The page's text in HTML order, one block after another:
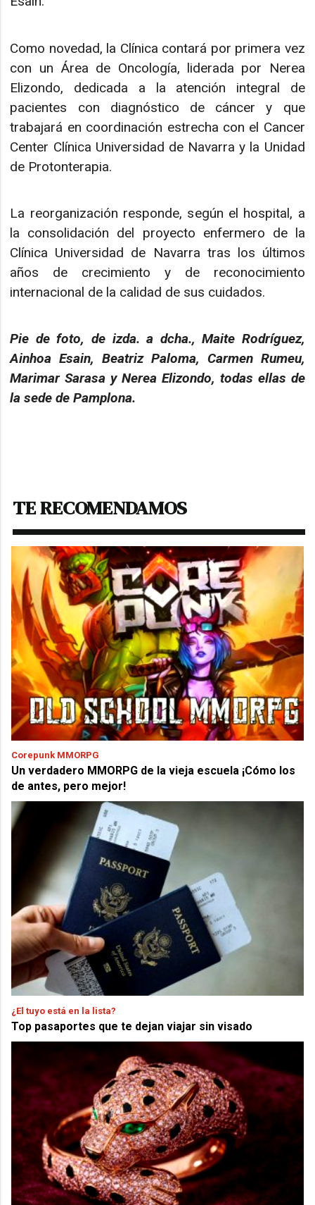
Como novedad, la Clínica contará por primera vez
con un Área de Oncología, liderada por Nerea
Elizondo, dedicada a la atención integral de
pacientes con diagnóstico de cáncer y que
trabajará en coordinación estrecha con el Cancer
Center Clínica Universidad de Navarra y la Unidad
de Protonterapia.
La reorganización responde, según el hospital, a
la consolidación del proyecto enfermero de la
Clínica Universidad de Navarra tras los últimos
años de crecimiento y de reconocimiento
internacional de la calidad de sus cuidados.
Pie de foto, de izda. a dcha., Maite Rodríguez,
Ainhoa Esain, Beatriz Paloma, Carmen Rumeu,
Marimar Sarasa y Nerea Elizondo, todas ellas de
la sede de Pamplona.
TE RECOMENDAMOS
Corepunk MMORPG
Un verdadero MMORPG de la vieja escuela ¡Cómo los
de antes, pero mejor!
¿El tuyo está en la lista?
Top pasaportes que te dejan viajar sin visado